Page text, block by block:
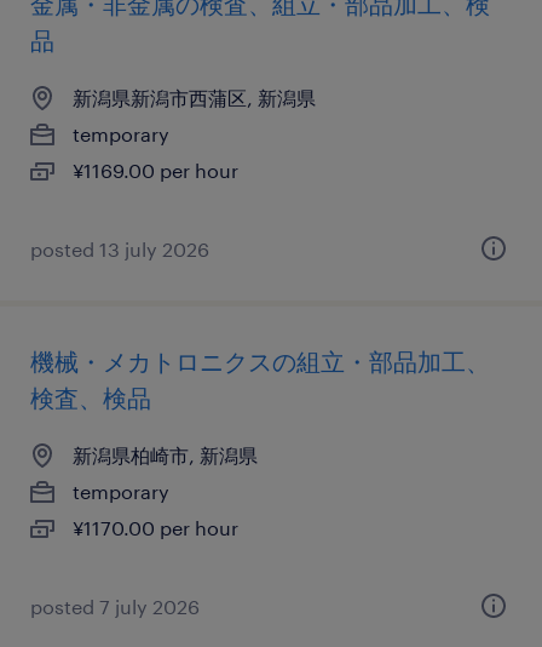
品
新潟県新潟市西蒲区, 新潟県
temporary
¥1169.00 per hour
posted 13 july 2026
機械・メカトロニクスの組立・部品加工、
検査、検品
新潟県柏崎市, 新潟県
temporary
¥1170.00 per hour
posted 7 july 2026